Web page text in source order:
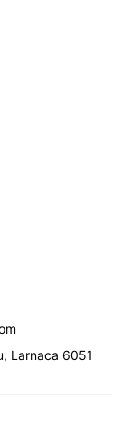
, Larnaca 6051